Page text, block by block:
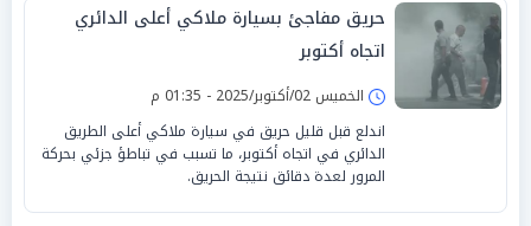
حريق مفاجئ بسيارة ملاكي أعلى الدائري
اتجاه أكتوبر
الخميس 02/أكتوبر/2025 - 01:35 م
اندلع قبل قليل حريق في سيارة ملاكي أعلى الطريق
الدائري في اتجاه أكتوبر، ما تسبب في تباطؤ جزئي بحركة
المرور لعدة دقائق نتيجة الحريق.